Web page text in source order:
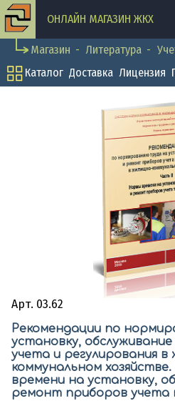
ОНЛАЙН МАГАЗИН ЖКХ
Магазин Литература
Каталог Доставка Лицензия
Арт. 03.62
Рекомендации по
установку,
учета и регулирования
коммунальном
времени на установку,
ремонт приборов учета